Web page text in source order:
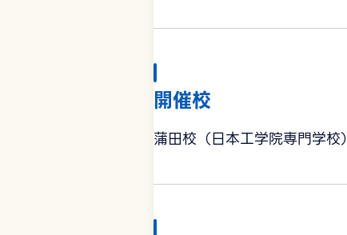
開催校
蒲田校（日本工学院専門学校）